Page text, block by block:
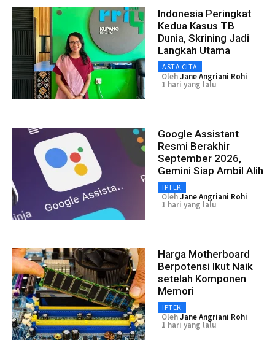
Indonesia Peringkat
Kedua Kasus TB
Dunia, Skrining Jadi
Langkah Utama
ASTA CITA
OlehJane Angriani Rohi
1 hari yang lalu
Google Assistant
Resmi Berakhir
September 2026,
Gemini Siap Ambil Alih
IPTEK
OlehJane Angriani Rohi
1 hari yang lalu
Harga Motherboard
Berpotensi Ikut Naik
setelah Komponen
Memori
IPTEK
OlehJane Angriani Rohi
1 hari yang lalu